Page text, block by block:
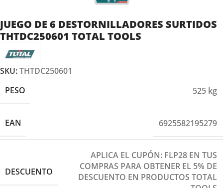
JUEGO DE 6 DESTORNILLADORES SURTIDOS
THTDC250601 TOTAL TOOLS
SKU:THTDC250601
PESO
525 kg
EAN 6925582195279
DESCUENTO
APLICA EL CUPÓN: FLP28 EN TUS
COMPRAS PARA OBTENER EL 5% DE
DESCUENTO EN PRODUCTOS TOTAL